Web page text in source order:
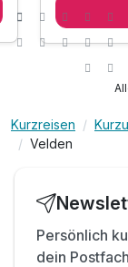
1 x
inkl.
inkl. Liegen
inkl.
inkl.
*E-
Kurzreisen
Velden
Persönlich
dein Postfach